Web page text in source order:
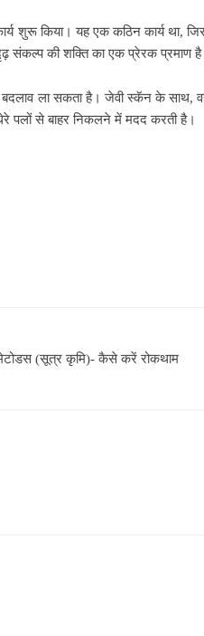
शुरू किया। यह एक कठिन कार्य था,
संकल्प की शक्ति का एक प्रेरक प्रमाण
बदलाव ला सकता है। जेवी स्कॅन के
पलों से बाहर निकलने में मदद करती है।
(सूत्र कृमि)- कैसे करें रोकथाम